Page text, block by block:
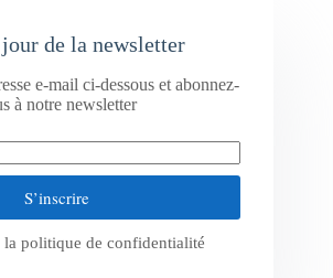
de la newsletter
e-mail ci-dessous et abonnez-
à notre newsletter
S’inscrire
la politique de confidentialité